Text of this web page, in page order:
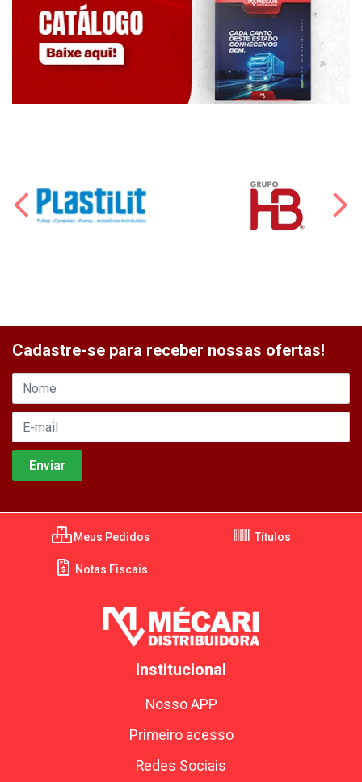
Cadastre-se para receber nossas ofertas!
Meus Pedidos Títulos
Notas Fiscais
Institucional
Nosso APP
Primeiro acesso
Redes Sociais